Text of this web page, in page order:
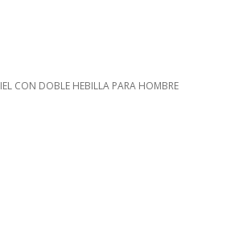
CON DOBLE HEBILLA PARA HOMBRE